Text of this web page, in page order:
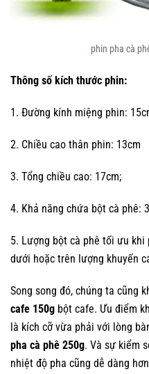
phin pha cà
Thông số kích thước phin:
1. Đường kính miệng phin:
2. Chiều cao thân phin: 13cm
3. Tổng chiều cao: 17cm;
4. Khả năng chứa bột cà phê:
5. Lượng bột cà phê tối ưu khi
dưới hoặc trên lượng khuyến
Song song đó, chúng ta cũng
cafe 150g bột cafe. Ưu điểm
là kích cỡ vừa phải với lòng
pha cà phê 250g. Và sự kiểm
nhiệt độ pha cũng dễ dàng